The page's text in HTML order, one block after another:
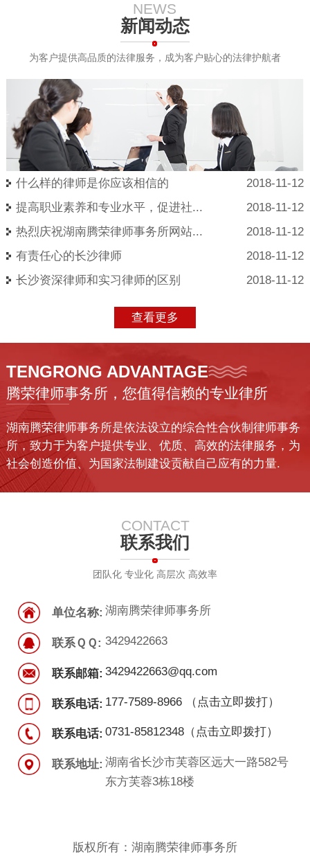
NEWS
新闻动态
为客户提供高品质的法律服务，成为客户贴心的法律护航者
2018-11-12
什么样的律师是你应该相信的
2018-11-12
提高职业素养和专业水平，促进社...
2018-11-12
热烈庆祝湖南腾荣律师事务所网站...
2018-11-12
有责任心的长沙律师
2018-11-12
长沙资深律师和实习律师的区别
查看更多
TENGRONG ADVANTAGE
腾荣律师事务所，您值得信赖的专业律所
湖南腾荣律师事务所是依法设立的综合性合伙制律师事务
所，致力于为客户提供专业、优质、高效的法律服务，为
社会创造价值、为国家法制建设贡献自己应有的力量.
CONTACT
联系我们
团队化 专业化 高层次 高效率
单位名称: 湖南腾荣律师事务所
联系ＱＱ: 3429422663
联系邮箱: 3429422663@qq.com
联系电话: 177-7589-8966 （点击立即拨打）
联系电话: 0731-85812348（点击立即拨打）
联系地址: 湖南省长沙市芙蓉区远大一路582号
东方芙蓉3栋18楼
版权所有：湖南腾荣律师事务所